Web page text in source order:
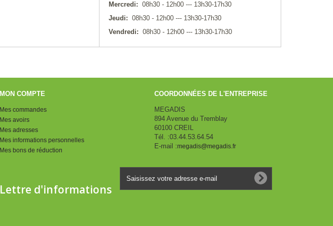
Mercredi: 08h30 - 12h00 --- 13h30-17h30
Jeudi: 08h30 - 12h00 --- 13h30-17h30
Vendredi: 08h30 - 12h00 --- 13h30-17h30
MON COMPTE
Mes commandes
Mes avoirs
Mes adresses
Mes informations personnelles
Mes bons de réduction
COORDONNÉES DE L'ENTREPRISE
MEGADIS
894 Avenue du Tremblay
60100 CREIL
Tél. :03.44.53.64.54
E-mail :megadis@megadis.fr
Lettre d'informations